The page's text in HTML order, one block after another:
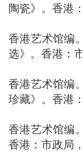
陶瓷》。香港
香港艺术馆编
选》。香港：
香港艺术馆编
珍藏》。香港
香港艺术馆编
香港：市政局